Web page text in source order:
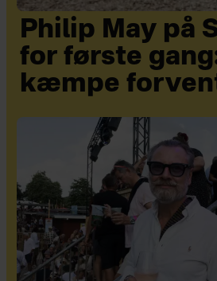
Philip May på
for første
kæmpe